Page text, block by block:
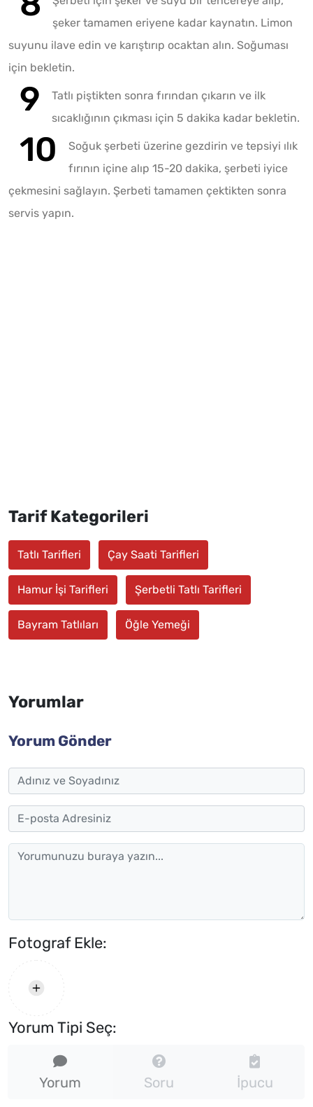
şeker tamamen eriyene kadar kaynatın. Limon
suyunu ilave edin ve karıştırıp ocaktan alın. Soğuması
için bekletin.
Tatlı piştikten sonra fırından çıkarın ve ilk
sıcaklığının çıkması için 5 dakika kadar bekletin.
Soğuk şerbeti üzerine gezdirin ve tepsiyi ılık
fırının içine alıp 15-20 dakika, şerbeti iyice
çekmesini sağlayın. Şerbeti tamamen çektikten sonra
servis yapın.
Tarif Kategorileri
Tatlı Tarifleri Çay Saati Tarifleri
Hamur İşi Tarifleri Şerbetli Tatlı Tarifleri
Bayram Tatlıları Öğle Yemeği
Yorumlar
Yorum Gönder
Fotograf Ekle:
Yorum Tipi Seç:
Yorum Soru İpucu